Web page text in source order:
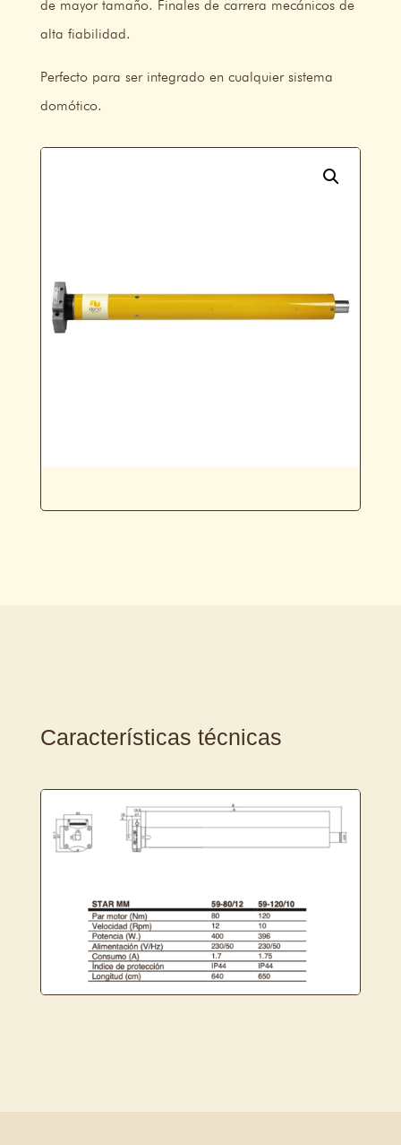
de mayor tamaño. Finales de carrera mecánicos de
alta fiabilidad.
Perfecto para ser integrado en cualquier sistema
domótico.
Características técnicas